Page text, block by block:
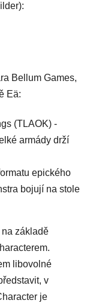
Bellum Games,
Eä:
(TLAOK) -
armády drží
epického
bojují na stole
základě
libovolné
v
je